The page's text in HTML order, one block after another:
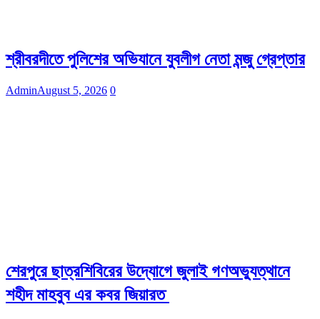
শ্রীবরদীতে পুলিশের অভিযানে যুবলীগ নেতা মন্জু গ্রেপ্তার
AdminAugust 5, 2026 0
শেরপুরে ছাত্রশিবিরের উদ্যোগে জুলাই গণঅভ্যুত্থানে
শহীদ মাহবুব এর কবর জিয়ারত